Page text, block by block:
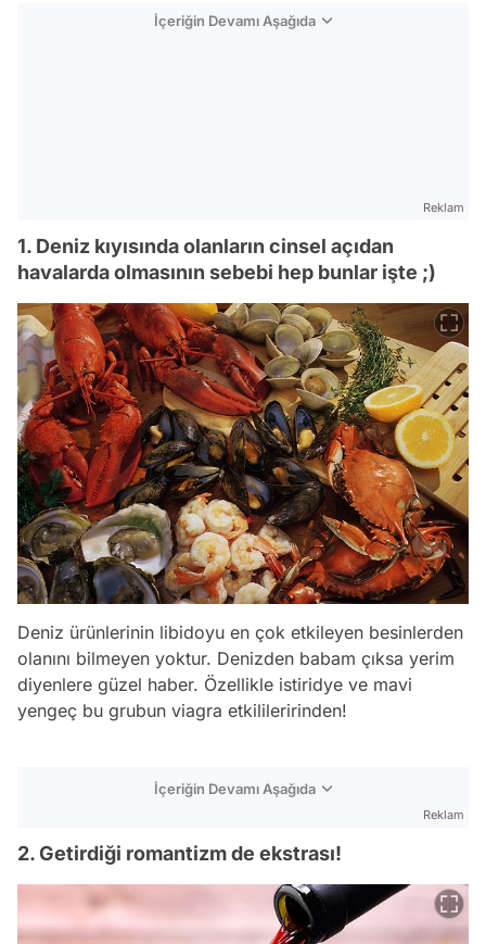
İçeriğin Devamı Aşağıda
Reklam
1. Deniz kıyısında olanların cinsel açıdan
havalarda olmasının sebebi hep bunlar işte ;)
Deniz ürünlerinin libidoyu en çok etkileyen besinlerden
olanını bilmeyen yoktur. Denizden babam çıksa yerim
diyenlere güzel haber. Özellikle istiridye ve mavi
yengeç bu grubun viagra etkilileririnden!
İçeriğin Devamı Aşağıda
Reklam
2. Getirdiği romantizm de ekstrası!